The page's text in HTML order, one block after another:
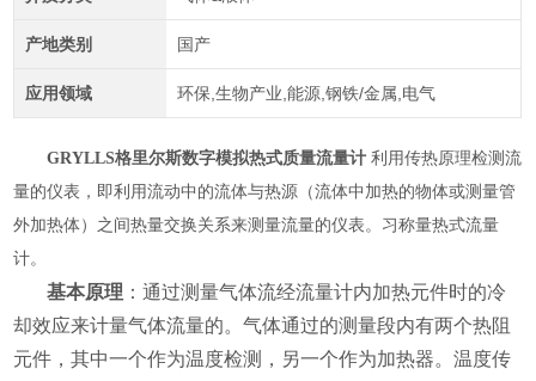
产地类别 国产
应用领域 环保,生物产业,能源,钢铁/金属,电气
GRYLLS格里尔斯数字模拟热式质量流量计 利用传热原理检测流
量的仪表，即利用流动中的流体与热源（流体中加热的物体或测量管
外加热体）之间热量交换关系来测量流量的仪表。习称量热式流量
计。
基本原理 ：通过测量气体流经流量计内加热元件时的冷
却效应来计量气体流量的。气体通过的测量段内有两个热阻
元件，其中一个作为温度检测，另一个作为加热器。温度传